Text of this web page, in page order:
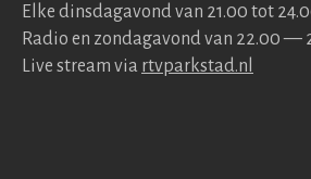
Elke dins­da­gavond van 21.00 tot
Radio en zonda­gavond van 22.00 —
Live stream via rtv​park​stad​.nl